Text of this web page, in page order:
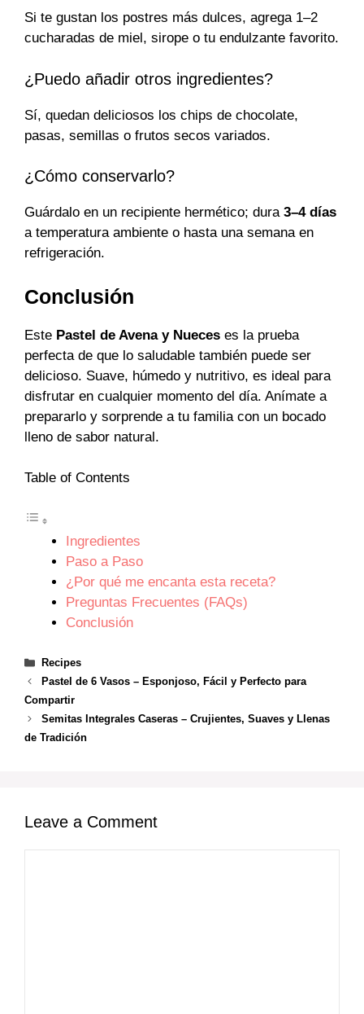
Si te gustan los postres más dulces, agrega 1–2
cucharadas de miel, sirope o tu endulzante favorito.
¿Puedo añadir otros ingredientes?
Sí, quedan deliciosos los chips de chocolate,
pasas, semillas o frutos secos variados.
¿Cómo conservarlo?
Guárdalo en un recipiente hermético; dura 3–4 días
a temperatura ambiente o hasta una semana en
refrigeración.
Conclusión
Este Pastel de Avena y Nueces es la prueba
perfecta de que lo saludable también puede ser
delicioso. Suave, húmedo y nutritivo, es ideal para
disfrutar en cualquier momento del día. Anímate a
prepararlo y sorprende a tu familia con un bocado
lleno de sabor natural.
Table of Contents
Ingredientes
Paso a Paso
¿Por qué me encanta esta receta?
Preguntas Frecuentes (FAQs)
Conclusión
Categories
Recipes
Pastel de 6 Vasos – Esponjoso, Fácil y Perfecto para
Compartir
Semitas Integrales Caseras – Crujientes, Suaves y Llenas
de Tradición
Leave a Comment